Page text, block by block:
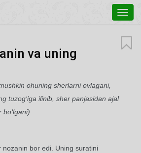
va uning
ohuning sherlarni ovlagani,
tuzog‘iga ilinib, sher panjasidan ajal
bo‘lgani)
nozanin bor edi. Uning suratini